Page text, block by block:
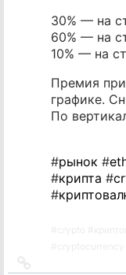
30% — на
60% — на
10% — на
Премия
графике.
По
#рынок #
#крипта #
#